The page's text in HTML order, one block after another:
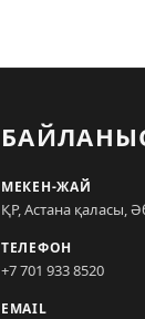
МЕКЕН-ЖАЙ
ҚР, Астана қаласы,
ТЕЛЕФОН
+7 701 933 8520
EMAIL